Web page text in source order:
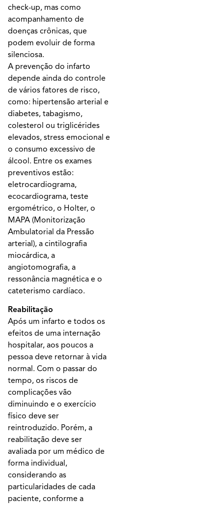
check-up, mas como
acompanhamento de
doenças crônicas, que
podem evoluir de forma
silenciosa.
A prevenção do infarto
depende ainda do controle
de vários fatores de risco,
como: hipertensão arterial e
diabetes, tabagismo,
colesterol ou triglicérides
elevados, stress emocional e
o consumo excessivo de
álcool. Entre os exames
preventivos estão:
eletrocardiograma,
ecocardiograma, teste
ergométrico, o Holter, o
MAPA (Monitorização
Ambulatorial da Pressão
arterial), a cintilografia
miocárdica, a
angiotomografia, a
ressonância magnética e o
cateterismo cardíaco.
Reabilitação
Após um infarto e todos os
efeitos de uma internação
hospitalar, aos poucos a
pessoa deve retornar à vida
normal. Com o passar do
tempo, os riscos de
complicações vão
diminuindo e o exercício
físico deve ser
reintroduzido. Porém, a
reabilitação deve ser
avaliada por um médico de
forma individual,
considerando as
particularidades de cada
paciente, conforme a